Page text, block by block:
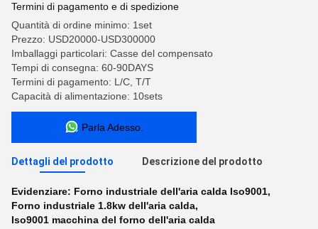
Termini di pagamento e di spedizione
Quantità di ordine minimo: 1set
Prezzo: USD20000-USD300000
Imballaggi particolari: Casse del compensato
Tempi di consegna: 60-90DAYS
Termini di pagamento: L/C, T/T
Capacità di alimentazione: 10sets
Parla Adesso.
Dettagli del prodotto Descrizione del prodotto
Evidenziare: Forno industriale dell'aria calda Iso9001,
Forno industriale 1.8kw dell'aria calda,
Iso9001 macchina del forno dell'aria calda